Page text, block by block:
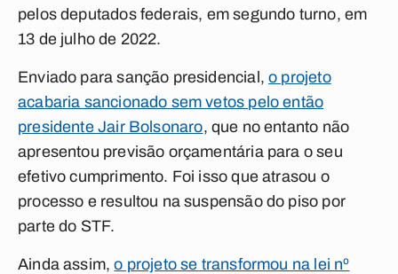
pelos deputados federais, em segundo turno, em
13 de julho de 2022.
Enviado para sanção presidencial,o projeto
acabaria sancionado sem vetos pelo então
presidente Jair Bolsonaro, que no entanto não
apresentou previsão orçamentária para o seu
efetivo cumprimento. Foi isso que atrasou o
processo e resultou na suspensão do piso por
parte do STF.
Ainda assim,o projeto se transformou na lei nº